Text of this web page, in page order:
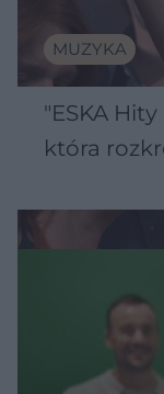
MUZYKA
"ESKA
która